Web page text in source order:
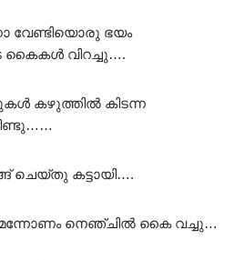
വേണ്ടിയൊരു ഭയം
വിറച്ചു….
കഴുത്തിൽ കിടന്ന
ചെയ്തു കട്ടായി….
നെഞ്ചിൽ കൈ വച്ചു…